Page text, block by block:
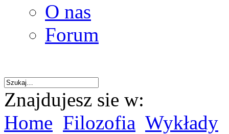
O nas
Forum
Znajdujesz sie w:
Home Filozofia Wykłady